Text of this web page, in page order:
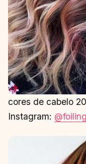
cores de cabelo
Instagram: